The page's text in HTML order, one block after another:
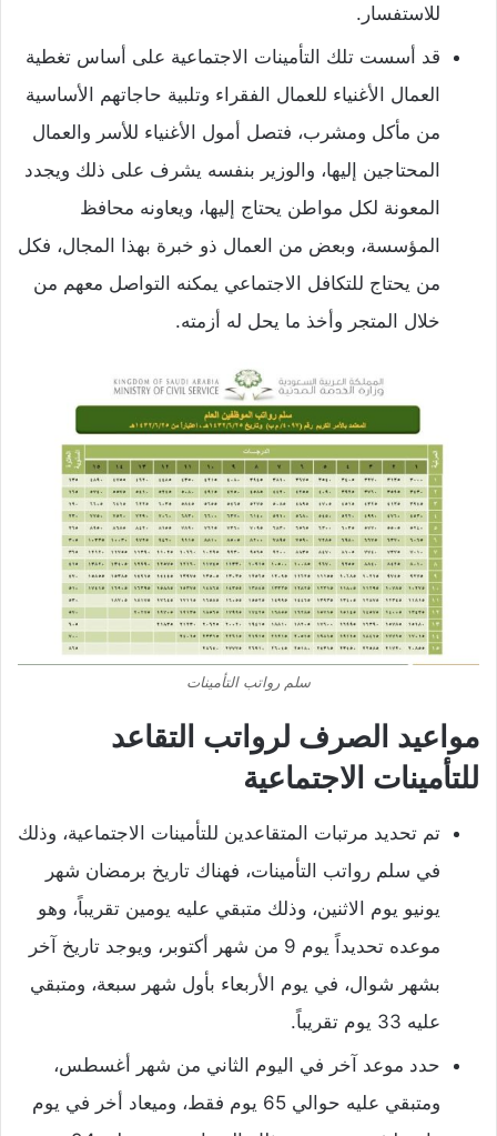
للاستفسار.
قد أسست تلك التأمينات الاجتماعية على أساس تغطية
العمال الأغنياء للعمال الفقراء وتلبية حاجاتهم الأساسية
من مأكل ومشرب، فتصل أمول الأغنياء للأسر والعمال
المحتاجين إليها، والوزير بنفسه يشرف على ذلك ويجدد
المعونة لكل مواطن يحتاج إليها، ويعاونه محافظ
المؤسسة، وبعض من العمال ذو خبرة بهذا المجال، فكل
من يحتاج للتكافل الاجتماعي يمكنه التواصل معهم من
خلال المتجر وأخذ ما يحل له أزمته.
سلم رواتب التأمينات
مواعيد الصرف لرواتب التقاعد
للتأمينات الاجتماعية
تم تحديد مرتبات المتقاعدين للتأمينات الاجتماعية، وذلك
في سلم رواتب التأمينات، فهناك تاريخ برمضان شهر
يونيو يوم الاثنين، وذلك متبقي عليه يومين تقريباً، وهو
موعده تحديداً يوم 9 من شهر أكتوبر، ويوجد تاريخ آخر
بشهر شوال، في يوم الأربعاء بأول شهر سبعة، ومتبقي
عليه 33 يوم تقريباً.
حدد موعد آخر في اليوم الثاني من شهر أغسطس،
ومتبقي عليه حوالي 65 يوم فقط، وميعاد أخر في يوم